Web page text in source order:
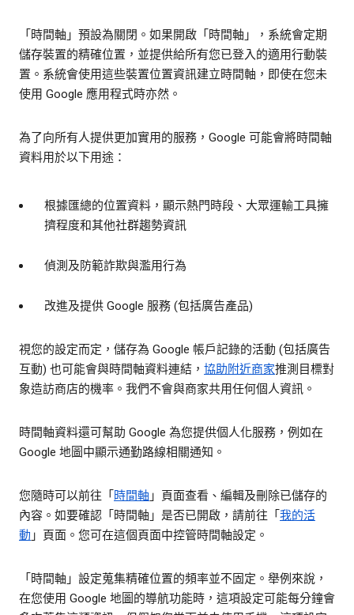
「時間軸」預設為關閉。如果開啟「時間軸」，系統會定期
儲存裝置的精確位置，並提供給所有您已登入的適用行動裝
置。系統會使用這些裝置位置資訊建立時間軸，即使在您未
使用 Google 應用程式時亦然。
為了向所有人提供更加實用的服務，Google 可能會將時間軸
資料用於以下用途：
根據匯總的位置資料，顯示熱門時段、大眾運輸工具擁
擠程度和其他社群趨勢資訊
偵測及防範詐欺與濫用行為
改進及提供 Google 服務 (包括廣告產品)
視您的設定而定，儲存為 Google 帳戶記錄的活動 (包括廣告
互動) 也可能會與時間軸資料連結， 協助附近商家推測目標對
象造訪商店的機率。我們不會與商家共用任何個人資訊。
時間軸資料還可幫助 Google 為您提供個人化服務，例如在
Google 地圖中顯示通勤路線相關通知。
您隨時可以前往「 時間軸 」頁面查看、編輯及刪除已儲存的
內容。如要確認「時間軸」是否已開啟，請前往「 我的活
動 」頁面。您可在這個頁面中控管時間軸設定。
「時間軸」設定蒐集精確位置的頻率並不固定。舉例來說，
在您使用 Google 地圖的導航功能時，這項設定可能每分鐘會